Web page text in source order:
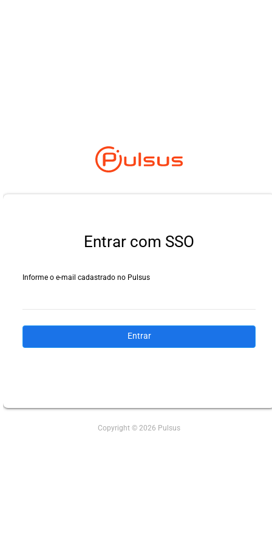
Entrar com SSO
Informe o e-mail cadastrado no Pulsus
Entrar
Copyright © 2026 Pulsus